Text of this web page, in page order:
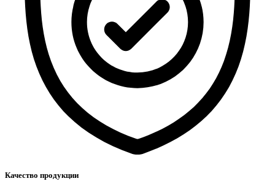
Качество продукции